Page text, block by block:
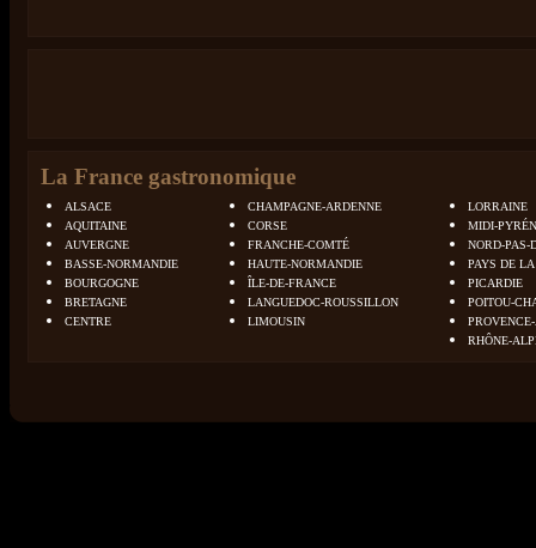
La France gastronomique
ALSACE
AQUITAINE
AUVERGNE
BASSE-NORMANDIE
BOURGOGNE
BRETAGNE
CENTRE
CHAMPAGNE-ARDENNE
CORSE
FRANCHE-COMTÉ
HAUTE-NORMANDIE
ÎLE-DE-FRANCE
LANGUEDOC-ROUSSILLON
LIMOUSIN
LORRAINE
MIDI-
NORD-PAS-
PAYS DE
PICARDIE
POITOU-
RHÔNE-